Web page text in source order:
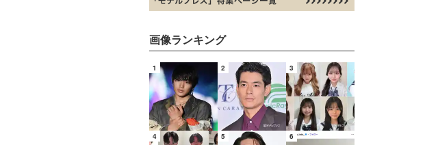
画像ランキング
1 2 3
4 5 6